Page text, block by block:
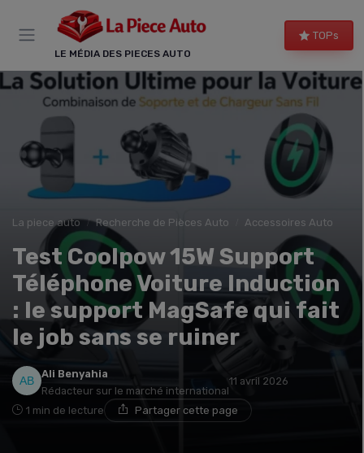
LE MÉDIA DES PIECES AUTO
TOPs
La piece auto Recherche de Pièces Auto Accessoires Auto
Test Coolpow 15W Support
Téléphone Voiture Induction
: le support MagSafe qui fait
le job sans se ruiner
Ali Benyahia
Rédacteur sur le marché international
11 avril 2026
1 min de lecture Partager cette page
Panneau de gestion des cookies